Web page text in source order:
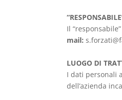
Il
mail:
LUOGO DI
I dati personali
dell’azienda